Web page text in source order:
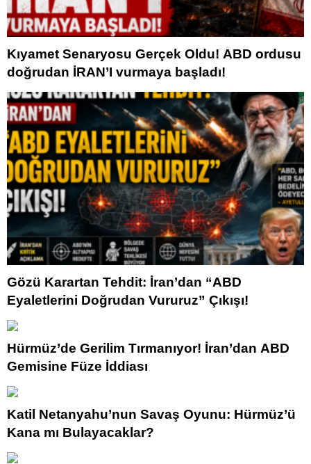
Kıyamet Senaryosu Gerçek Oldu! ABD ordusu
doğrudan İRAN’I vurmaya başladı!
Gözü Karartan Tehdit: İran’dan “ABD
Eyaletlerini Doğrudan Vururuz” Çıkışı!
Hürmüz’de Gerilim Tırmanıyor! İran’dan ABD
Gemisine Füze İddiası
Katil Netanyahu’nun Savaş Oyunu: Hürmüz’ü
Kana mı Bulayacaklar?